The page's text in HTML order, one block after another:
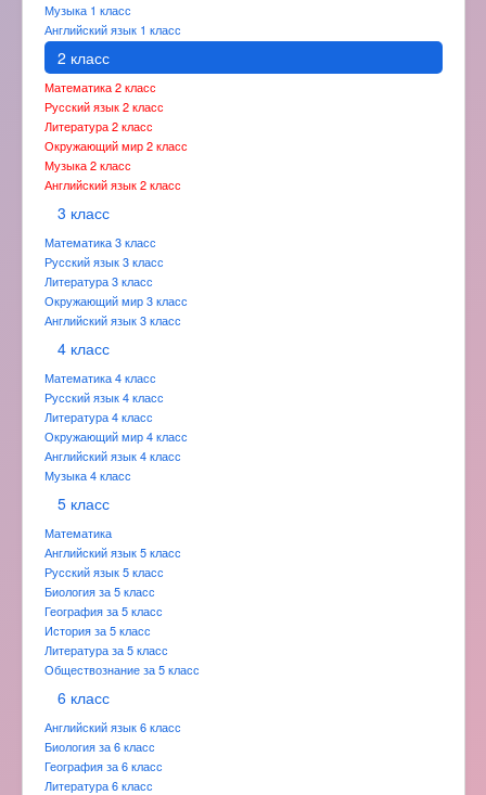
Музыка 1 класс
Английский язык 1 класс
2 класс
Математика 2 класс
Русский язык 2 класс
Литература 2 класс
Окружающий мир 2 класс
Музыка 2 класс
Английский язык 2 класс
3 класс
Математика 3 класс
Русский язык 3 класс
Литература 3 класс
Окружающий мир 3 класс
Английский язык 3 класс
4 класс
Математика 4 класс
Русский язык 4 класс
Литература 4 класс
Окружающий мир 4 класс
Английский язык 4 класс
Музыка 4 класс
5 класс
Математика
Английский язык 5 класс
Русский язык 5 класс
Биология за 5 класс
География за 5 класс
История за 5 класс
Литература за 5 класс
Обществознание за 5 класс
6 класс
Английский язык 6 класс
Биология за 6 класс
География за 6 класс
Литература 6 класс